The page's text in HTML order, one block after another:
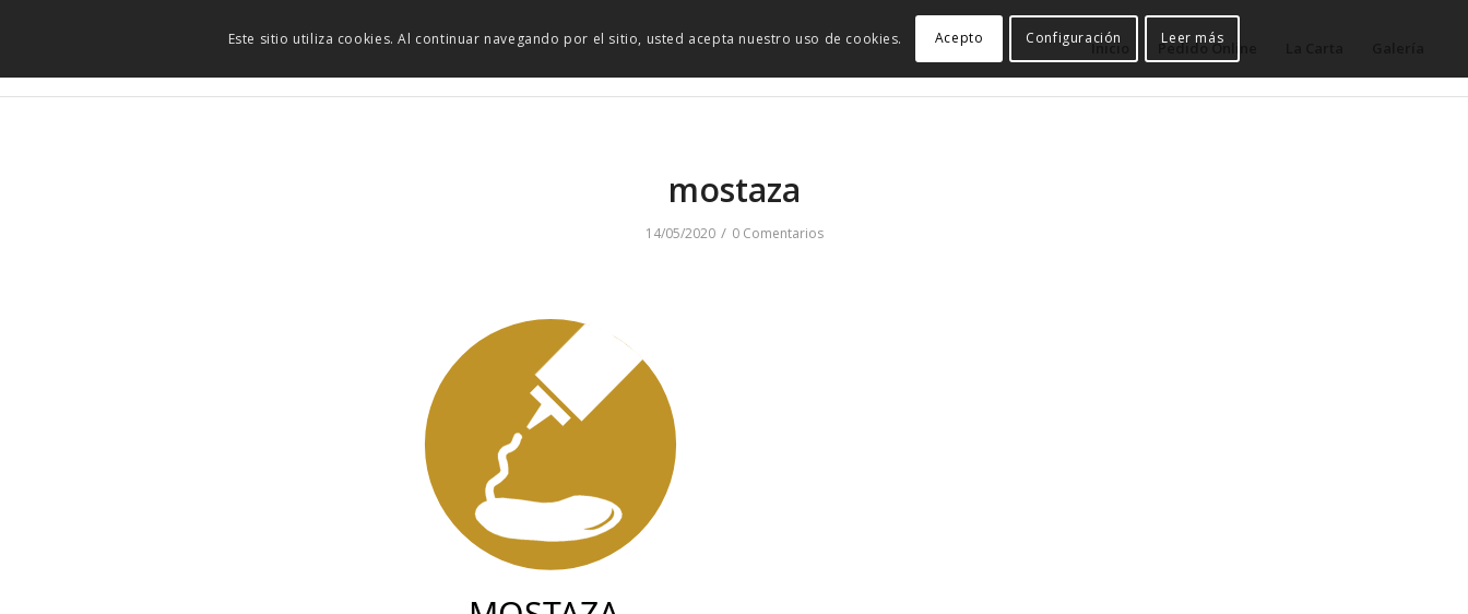
Inicio Pedido Online
mostaza
14/05/2020 / 0 Comentarios
Este sitio utiliza cookies. Al continuar navegando por el sitio, usted acepta nuestro uso de cookies. Acepto Configuración Leer más